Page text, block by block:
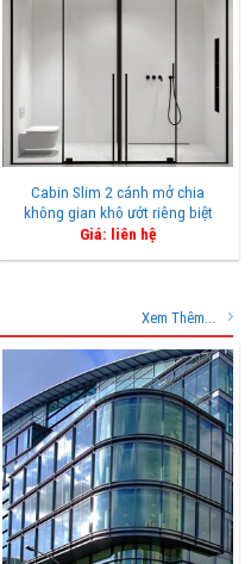
Cabin Slim 2 cánh mở chia
không gian khô ướt riêng biệt
Giá: liên hệ
Xem Thêm...